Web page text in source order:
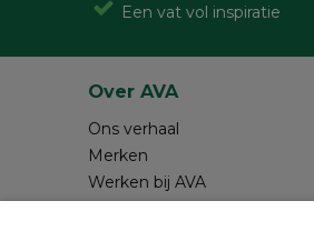
Een vat vol inspiratie
Over AVA
Ons verhaal
Merken
Werken bij AVA